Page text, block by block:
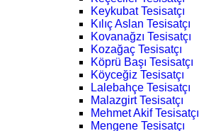
Keykubat Tesisatçı
Kılıç Aslan Tesisatçı
Kovanağzı Tesisatçı
Kozağaç Tesisatçı
Köprü Başı Tesisatçı
Köyceğiz Tesisatçı
Lalebahçe Tesisatçı
Malazgirt Tesisatçı
Mehmet Akif Tesisatçı
Mengene Tesisatçı